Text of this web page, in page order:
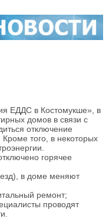
ЕДДС в Костомукше», в
домов в связи с
отключение
того, в некоторых
горячее
в доме меняют
ремонт;
проводят